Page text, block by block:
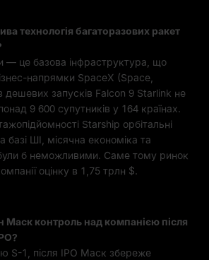
технологія багаторазових ракет
— це базова інфраструктура, що
напрямки SpaceX (Space,
дешевих запусків Falcon 9 Starlink не
9 600 супутників у 164 країнах.
Starship орбітальні
базі ШІ, місячна економіка та
б неможливими. Саме тому ринок
оцінку в 1,75 трлн $.
Маск контроль над компанією після
S-1, після IPO Маск збереже